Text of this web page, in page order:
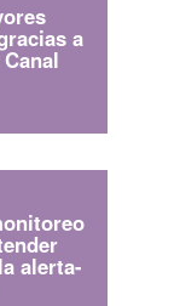
a
alerta-